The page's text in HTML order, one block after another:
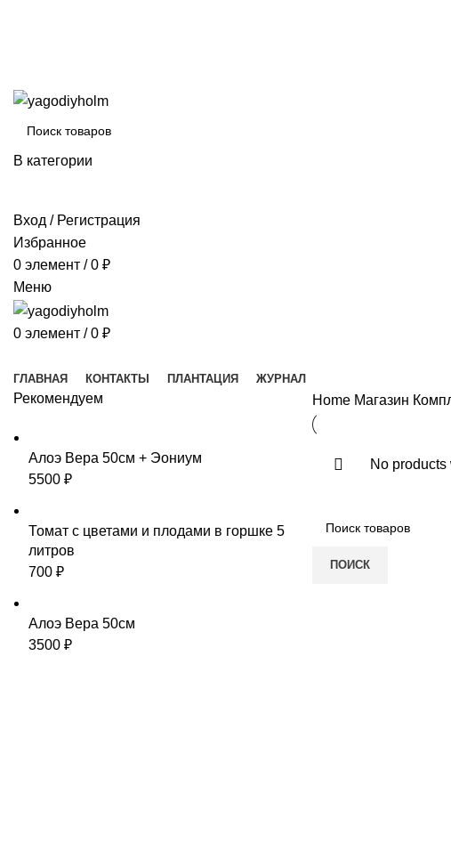
В категории
Вход / Регистрация
Избранное
0 элемент / 0 ₽
Меню
0 элемент / 0 ₽
ГЛАВНАЯ КОНТАКТЫ ПЛАНТАЦИЯ ЖУРНАЛ
Рекомендуем
Алоэ Вера 50см + Эониум
5500 ₽
Томат с цветами и плодами в горшке 5
литров
700 ₽
Алоэ Вера 50см
3500 ₽
Home Магазин
No
ПОИСК